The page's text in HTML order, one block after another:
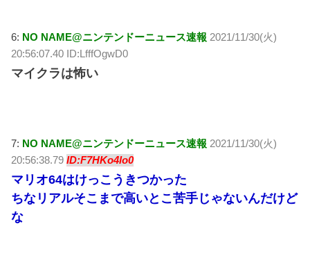
6: NO NAME@ニンテンドーニュース速報 2021/11/30(火)
20:56:07.40 ID:LfffOgwD0
マイクラは怖い
7: NO NAME@ニンテンドーニュース速報 2021/11/30(火)
20:56:38.79ID:F7HKo4lo0
マリオ64はけっこうきつかった
ちなリアルそこまで高いとこ苦手じゃないんだけど
な